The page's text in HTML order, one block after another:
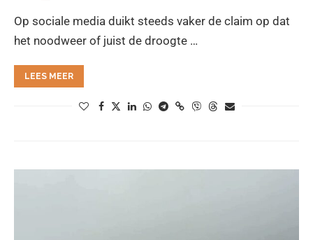
Op sociale media duikt steeds vaker de claim op dat
het noodweer of juist de droogte …
LEES MEER